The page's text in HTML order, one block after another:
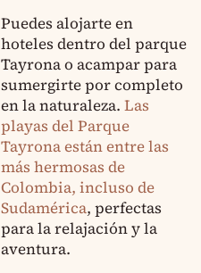
Puedes alojarte en
hoteles dentro del parque
Tayrona o acampar para
sumergirte por completo
en la naturaleza. Las
playas del Parque
Tayrona están entre las
más hermosas de
Colombia, incluso de
Sudamérica, perfectas
para la relajación y la
aventura.